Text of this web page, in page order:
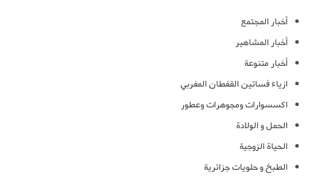
أخبار المجتمع
أخبار المشاهير
أخبار متنوعة
ازياء فساتين القفطان المغربي
اكسسوارات ومجوهرات وعطور
الحمل و الولادة
الحياة الزوجية
الطبخ و حلويات جزائرية